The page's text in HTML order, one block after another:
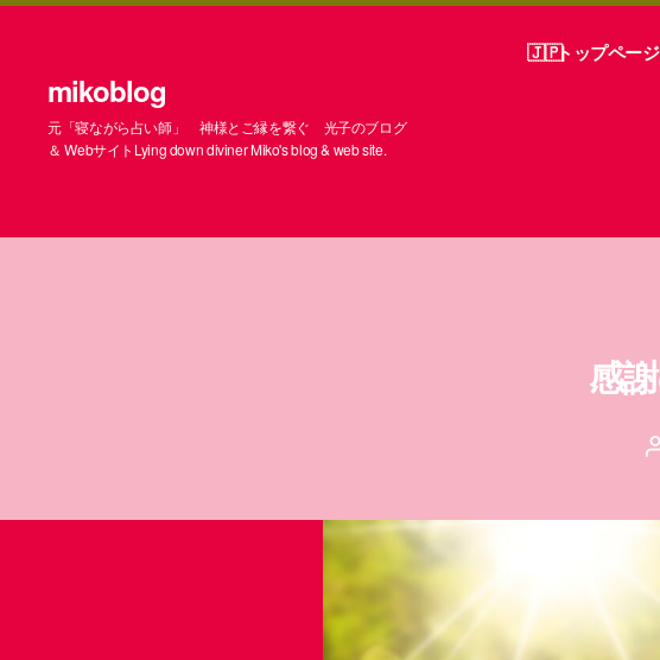
mikoblog
元「寝ながら占い師」 神様とご縁を繋ぐ 光子のブログ
＆ WebサイトLying down diviner Miko's blog & web site.
トップページ
感